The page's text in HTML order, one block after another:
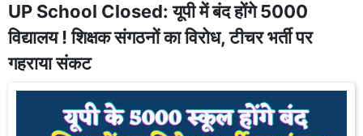
UP School Closed: यूपी में बंद होंगे 5000
विद्यालय ! शिक्षक संगठनों का विरोध, टीचर भर्ती पर
गहराया संकट